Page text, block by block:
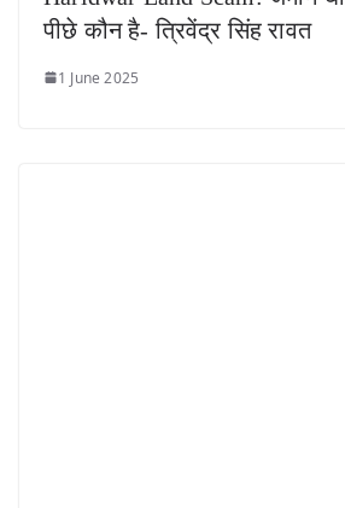
पीछे कौन है- त्रिवेंद्र सिंह रावत
1 June 2025